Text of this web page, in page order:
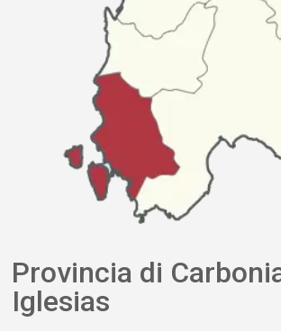
Provincia di
Iglesias